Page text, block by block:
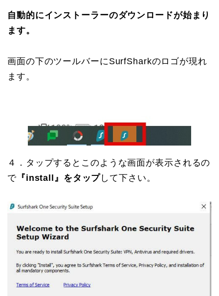
自動的にインストーラーのダウンロードが始まり
ます。
画面の下のツールバーにSurfSharkのロゴが現れ
ます。
４．タップするとこのような画面が表示されるの
で『install』をタップ して下さい。